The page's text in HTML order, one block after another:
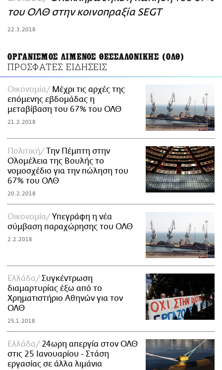
ΑΜΠΑ
PRINT
του ΟΛΘ στην κοινοπραξία SEGT
22.3.2018
ΟΡΓΑΝΙΣΜΟΣ ΛΙΜΕΝΟΣ ΘΕΣΣΑΛΟΝΙΚΗΣ (ΟΛΘ)
ΠΡΟΣΦΑΤΕΣ ΕΙΔΗΣΕΙΣ
Οικονομία
Μέχρι τις αρχές της
επόμενης εβδομάδας η
μεταβίβαση του 67% του ΟΛΘ
21.2.2018
Πολιτική
Tην Πέμπτη στην
Ολομέλεια της Βουλής το
νομοσχέδιο για την πώληση του
67% του ΟΛΘ
20.2.2018
Οικονομία
Υπεγράφη η νέα
σύμβαση παραχώρησης του ΟΛΘ
2.2.2018
Ελλάδα
Συγκέντρωση
διαμαρτυρίας έξω από το
Χρηματιστήριο Αθηνών για τον
ΟΛΘ
25.1.2018
Ελλάδα
24ωρη απεργία στον ΟΛΘ
στις 25 Ιανουαρίου - Στάση
εργασίας σε άλλα λιμάνια